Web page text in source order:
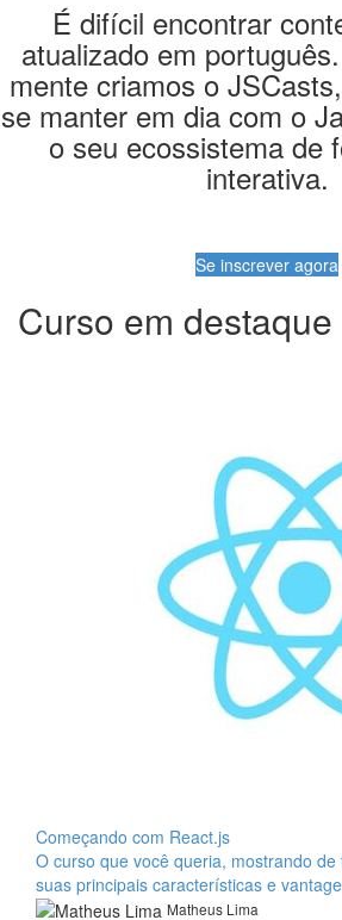
É difícil encontrar
atualizado em
mente criamos o
se manter em dia com o
o seu ecossistema de
interativa.
Se inscrever agora
Curso em destaque
Começando com React.js
O curso que você queria, mostrando
suas principais características e
Matheus Lima